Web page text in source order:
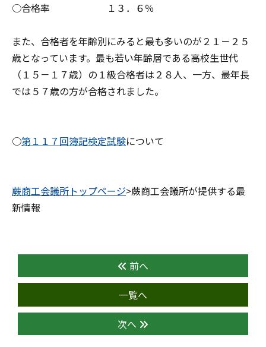
○合格率 １３．６％
また、合格者を年齢別にみると最も多いのが２１－２５
歳となっています。最も若い年齢層である高校生世代
（１５－１７歳）の１級合格者は２８人、一方、最年長
では５７歳の方が合格されました。
○第１１７回簿記検定試験について
蕨商工会議所トップページ>蕨商工会議所が提供する最
新情報
前へ
一覧へ
次へ